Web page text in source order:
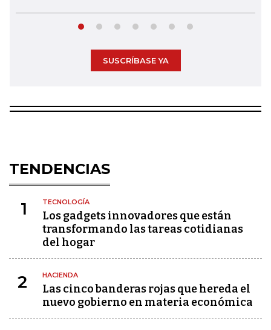
SUSCRÍBASE YA
TENDENCIAS
1 TECNOLOGÍA
Los gadgets innovadores que están
transformando las tareas cotidianas
del hogar
2 HACIENDA
Las cinco banderas rojas que hereda el
nuevo gobierno en materia económica